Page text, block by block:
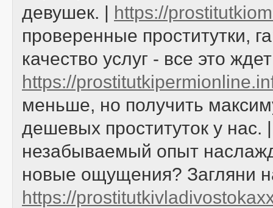
девушек. | https://
проверенные проститутки,
качество услуг - все это
https://
меньше, но получить
дешевых проституток у нас.
незабываемый опыт
новые ощущения? Загляни
https://